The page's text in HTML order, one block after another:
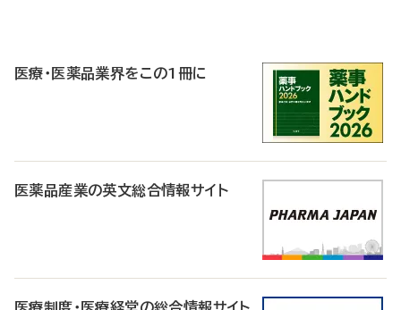
医療・医薬品業界をこの1冊に
医薬品産業の英文総合情報サイト